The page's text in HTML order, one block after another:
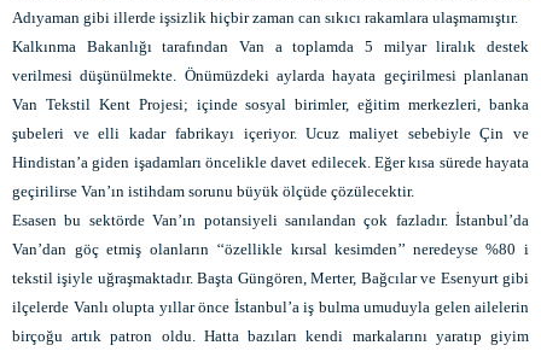
Adıyaman gibi illerde işsizlik hiçbir zaman can sıkıcı rakamlara ulaşmamıştır.
Kalkınma Bakanlığı tarafından Van a toplamda 5 milyar liralık destek
verilmesi düşünülmekte. Önümüzdeki aylarda hayata geçirilmesi planlanan
Van Tekstil Kent Projesi; içinde sosyal birimler, eğitim merkezleri, banka
şubeleri ve elli kadar fabrikayı içeriyor. Ucuz maliyet sebebiyle Çin ve
Hindistan’a giden işadamları öncelikle davet edilecek. Eğer kısa sürede hayata
geçirilirse Van’ın istihdam sorunu büyük ölçüde çözülecektir.
Esasen bu sektörde Van’ın potansiyeli sanılandan çok fazladır. İstanbul’da
Van’dan göç etmiş olanların ‘‘özellikle kırsal kesimden’’ neredeyse %80 i
tekstil işiyle uğraşmaktadır. Başta Güngören, Merter, Bağcılar ve Esenyurt gibi
ilçelerde Vanlı olupta yıllar önce İstanbul’a iş bulma umuduyla gelen ailelerin
birçoğu artık patron oldu. Hatta bazıları kendi markalarını yaratıp giyim